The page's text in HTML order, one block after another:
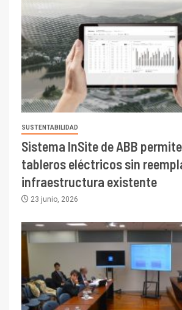
SUSTENTABILIDAD
Sistema InSite de ABB
tableros eléctricos sin
infraestructura existente
23 junio, 2026